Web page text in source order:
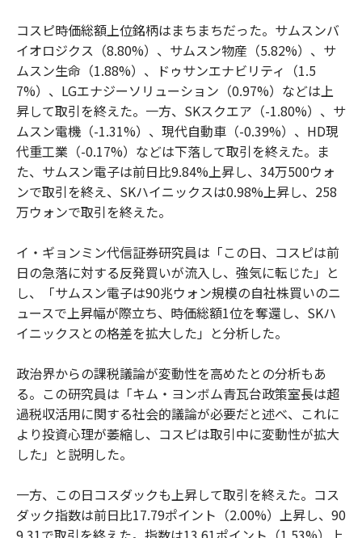
コスピ時価総額上位銘柄はまちまちだった。サムスンバ
イオロジクス（8.80%）、サムスン物産（5.82%）、サ
ムスン生命（1.88%）、ドゥサンエナビリティ（1.5
7%）、LGエナジーソリューション（0.97%）などは上
昇して取引を終えた。一方、SKスクエア（-1.80%）、サ
ムスン電機（-1.31%）、現代自動車（-0.39%）、HD現
代重工業（-0.17%）などは下落して取引を終えた。ま
た、サムスン電子は前日比9.84%上昇し、34万500ウォ
ンで取引を終え、SKハイニックスは0.98%上昇し、258
万ウォンで取引を終えた。
イ・ギョンミン代信証券研究員は「この日、コスピは前
日の急落に対する反発買いが流入し、強気に転じた」と
し、「サムスン電子は90兆ウォン規模の自社株買いのニ
ュースで上昇幅が際立ち、時価総額1位を奪還し、SKハ
イニックスとの格差を拡大した」と分析した。
政治界からの課税議論が変動性を高めたとの分析もあ
る。この研究員は「キム・ヨンボム青瓦台政策室長は超
過税収活用に関する社会的議論が必要だと述べ、これに
より投資心理が萎縮し、コスピは取引中に変動性が拡大
した」と説明した。
一方、この日コスダックも上昇して取引を終えた。コス
ダック指数は前日比17.79ポイント（2.00%）上昇し、90